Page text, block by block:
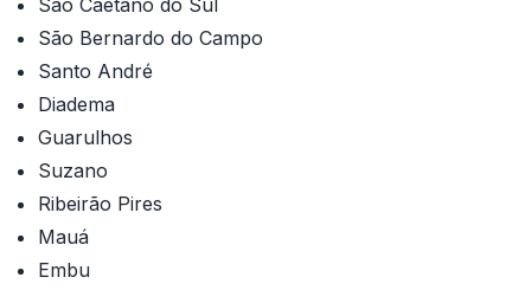
São Caetano do Sul
São Bernardo do Campo
Santo André
Diadema
Guarulhos
Suzano
Ribeirão Pires
Mauá
Embu